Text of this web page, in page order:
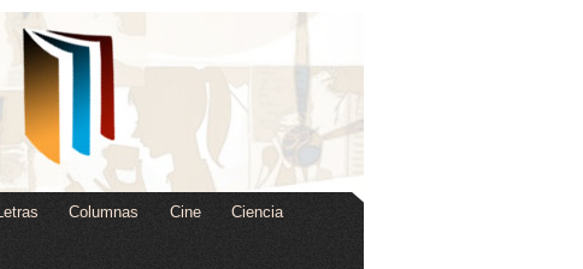
Letras Columnas Cine Ciencia